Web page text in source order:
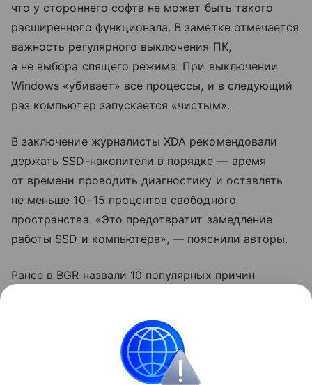
что у стороннего софта не может быть такого
расширенного функционала. В заметке отмечается
важность регулярного выключения ПК,
а не выбора спящего режима. При выключении
Windows «убивает» все процессы, и в следующий
раз компьютер запускается «чистым».
В заключение журналисты XDA рекомендовали
держать SSD-накопители в порядке — время
от времени проводить диагностику и оставлять
не меньше 10−15 процентов свободного
пространства. «Это предотвратит замедление
работы SSD и компьютера», — пояснили авторы.
Ранее в BGR назвали 10 популярных причин
режима энергосбережения.